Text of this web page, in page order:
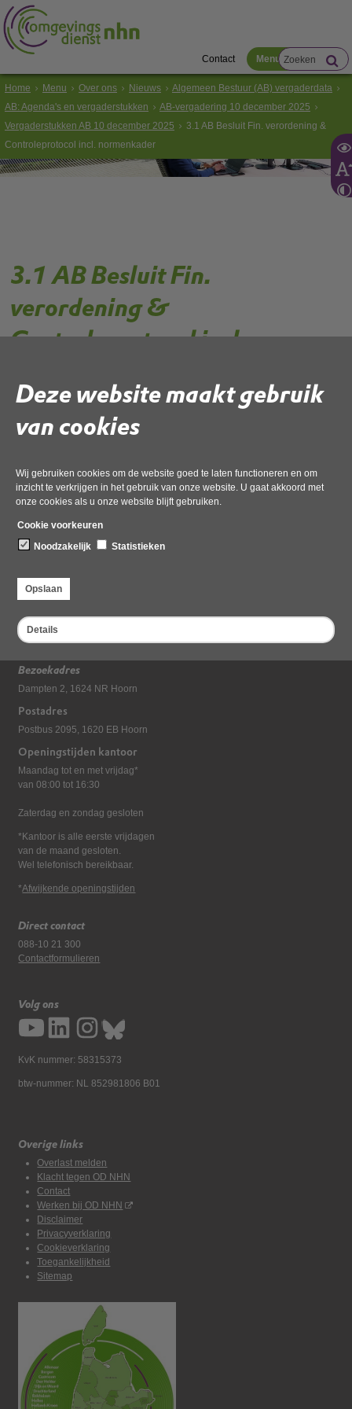
Deze website maakt gebruik
van cookies
Wij gebruiken cookies om de website goed te laten functioneren en om
inzicht te verkrijgen in het gebruik van onze website. U gaat akkoord met
onze cookies als u onze website blijft gebruiken.
Cookie voorkeuren
Noodzakelijk
Statistieken
Opslaan
Details
Contact Menu
Home Menu Over ons Nieuws
Algemeen Bestuur (AB) vergaderdata
AB: Agenda's en vergaderstukken
AB-vergadering 10 december 2025
Vergaderstukken AB 10 december 2025
3.1 AB Besluit Fin. verordening &
Controleprotocol incl. normenkader
3.1 AB Besluit Fin.
verordening &
Controleprotocol incl.
Volg de onderstaande link om het
21 november 2025,pdf, 230kB
Deel deze pagina
Bezoekadres
Dampten 2, 1624 NR Hoorn
Postadres
Postbus 2095, 1620 EB Hoorn
Openingstijden kantoor
Maandag tot en met vrijdag*
van 08:00 tot 16:30
Zaterdag en zondag gesloten
*Kantoor is alle eerste vrijdagen
van de maand gesloten.
Wel telefonisch bereikbaar.
*Afwijkende openingstijden
Direct contact
088-10 21 300
Contactformulieren
Volg ons
KvK nummer: 58315373
btw-nummer: NL 852981806 B01
Overige links
Overlast melden
Klacht tegen OD NHN
Contact
Werken bij OD NHN
Disclaimer
Privacyverklaring
Cookieverklaring
Toegankelijkheid
Sitemap